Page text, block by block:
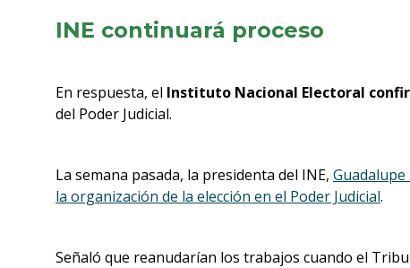
INE continuará proceso
En respuesta, el Instituto Nacional Electoral
del Poder Judicial.
La semana pasada, la presidenta del INE,
la organización de la elección en el Poder Judicial.
Señaló que reanudarían los trabajos cuando el